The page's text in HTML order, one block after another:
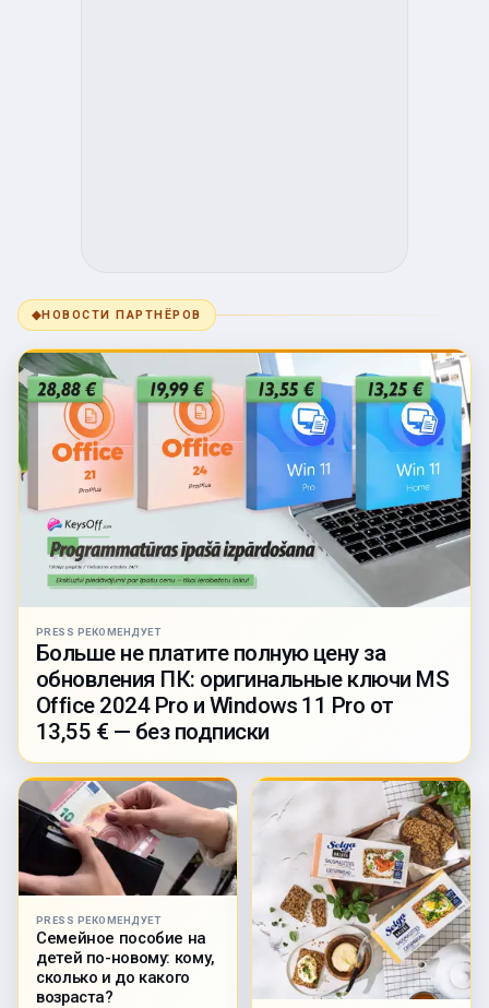
◆НОВОСТИ ПАРТНЁРОВ
PRESS РЕКОМЕНДУЕТ
Больше не платите полную цену за
обновления ПК: оригинальные ключи MS
Office 2024 Pro и Windows 11 Pro от
13,55 € — без подписки
PRESS РЕКОМЕНДУЕТ
Семейное пособие на
детей по-новому: кому,
сколько и до какого
возраста?